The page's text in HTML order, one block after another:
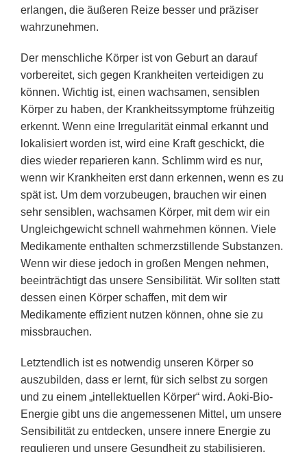
erlangen, die äußeren Reize besser und präziser
wahrzunehmen.
Der menschliche Körper ist von Geburt an darauf
vorbereitet, sich gegen Krankheiten verteidigen zu
können. Wichtig ist, einen wachsamen, sensiblen
Körper zu haben, der Krankheitssymptome frühzeitig
erkennt. Wenn eine Irregularität einmal erkannt und
lokalisiert worden ist, wird eine Kraft geschickt, die
dies wieder reparieren kann. Schlimm wird es nur,
wenn wir Krankheiten erst dann erkennen, wenn es zu
spät ist. Um dem vorzubeugen, brauchen wir einen
sehr sensiblen, wachsamen Körper, mit dem wir ein
Ungleichgewicht schnell wahrnehmen können. Viele
Medikamente enthalten schmerzstillende Substanzen.
Wenn wir diese jedoch in großen Mengen nehmen,
beeinträchtigt das unsere Sensibilität. Wir sollten statt
dessen einen Körper schaffen, mit dem wir
Medikamente effizient nutzen können, ohne sie zu
missbrauchen.
Letztendlich ist es notwendig unseren Körper so
auszubilden, dass er lernt, für sich selbst zu sorgen
und zu einem „intellektuellen Körper“ wird. Aoki-Bio-
Energie gibt uns die angemessenen Mittel, um unsere
Sensibilität zu entdecken, unsere innere Energie zu
regulieren und unsere Gesundheit zu stabilisieren.